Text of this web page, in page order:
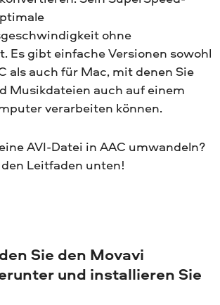
ohne
Es gibt einfache Versionen sowohl
als auch für Mac, mit denen Sie
Musikdateien auch auf einem
verarbeiten können.
AVI-Datei in AAC umwandeln?
Leitfaden unten!
Sie den Movavi
und installieren Sie